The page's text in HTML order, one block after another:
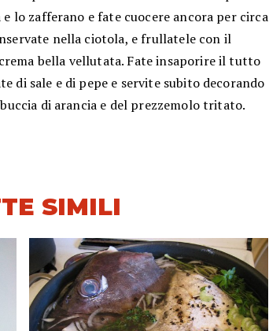
lo zafferano e fate cuocere ancora per circa
nella ciotola, e frullatele con il
bella vellutata. Fate insaporire il tutto
di sale e di pepe e servite subito decorando
di arancia e del prezzemolo tritato.
SIMILI